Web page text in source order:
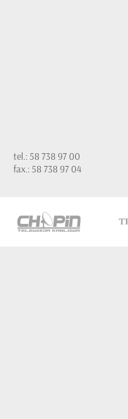
tel.: 58 738 97 00
fax.: 58 738 97 04